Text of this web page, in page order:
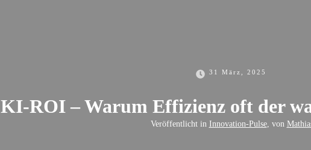
31 März, 2025
KI-ROI – Warum Effizienz oft der
Veröffentlicht in Innovation-Pulse, von